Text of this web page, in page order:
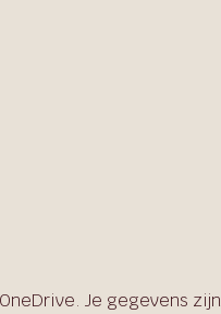
Je gegevens zijn